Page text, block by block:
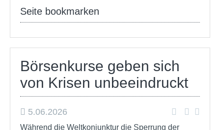
Seite bookmarken
Börsenkurse geben sich
von Krisen unbeeindruckt
5.06.2026
Während die Weltkonjunktur die Sperrung der